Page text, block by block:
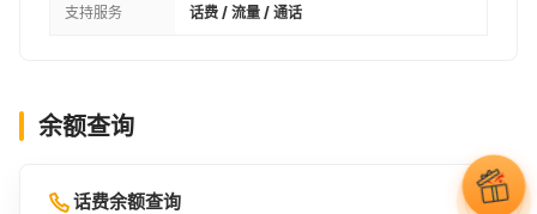
7000XOF
支持服务 话费 / 流量 / 通话
余额查询
话费余额查询